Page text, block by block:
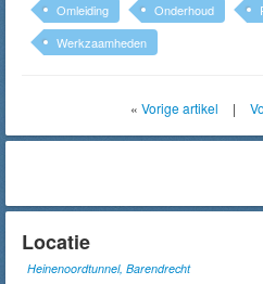
Omleiding
Onderhoud
Werkzaamheden
« Vorige artikel |
Locatie
Heinenoordtunnel, Barendrecht